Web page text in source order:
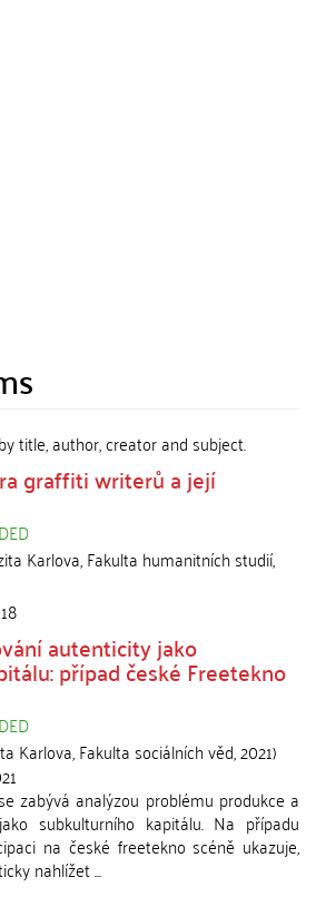
title, author, creator and subject.
graffiti writerů a její
Karlova, Fakulta humanitních studií,
autenticity jako
případ české Freetekno
Karlova, Fakulta sociálních věd,2021)
zabývá analýzou problému produkce a
subkulturního kapitálu. Na případu
na české freetekno scéně ukazuje,
nahlížet ...